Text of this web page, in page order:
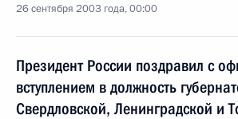
26 сентября 2003 года, 00:00
Президент России поздравил с
вступлением в должность
Свердловской, Ленинградской и